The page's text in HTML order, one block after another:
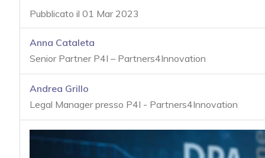
Pubblicato il 01 Mar 2023
Anna Cataleta
Senior Partner P4I – Partners4Innovation
Andrea Grillo
Legal Manager presso P4I - Partners4Innovation